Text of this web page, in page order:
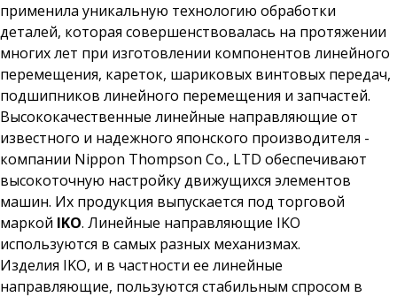
применила уникальную технологию обработки
деталей, которая совершенствовалась на протяжении
многих лет при изготовлении компонентов линейного
перемещения, кареток, шариковых винтовых передач,
подшипников линейного перемещения и запчастей.
Высококачественные линейные направляющие от
известного и надежного японского производителя -
компании Nippon Thompson Co., LTD обеспечивают
высокоточную настройку движущихся элементов
машин. Их продукция выпускается под торговой
маркой IKO. Линейные направляющие IKO
используются в самых разных механизмах.
Изделия IKO, и в частности ее линейные
направляющие, пользуются стабильным спросом в